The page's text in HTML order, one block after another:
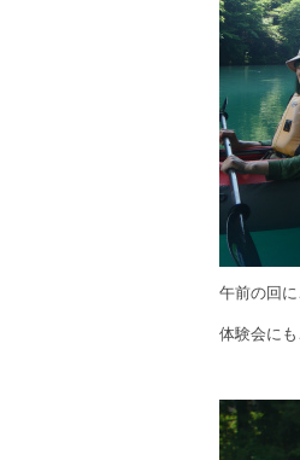
午前の回
体験会に